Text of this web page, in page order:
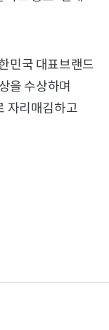
민국 대표브랜드
을 수상하며
자리매김하고